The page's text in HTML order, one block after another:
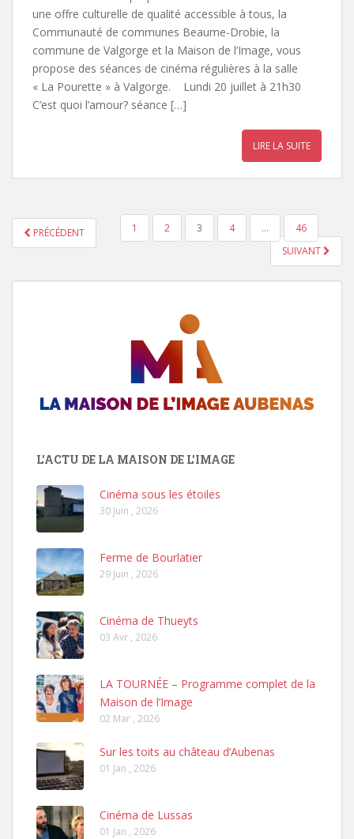
une offre culturelle de qualité accessible à tous, la
Communauté de communes Beaume-Drobie, la
commune de Valgorge et la Maison de l’Image, vous
propose des séances de cinéma régulières à la salle
« La Pourette » à Valgorge. Lundi 20 juillet à 21h30
C’est quoi l’amour? séance […]
LIRE LA SUITE
NAVIGATION DES ARTICLES
PRÉCÉDENT 1 2 3 4 …
46
SUIVANT
L'ACTU DE LA MAISON DE L'IMAGE
Cinéma sous les étoiles
30 Juin , 2026
Ferme de Bourlatier
29 Juin , 2026
Cinéma de Thueyts
03 Avr , 2026
LA TOURNÉE – Programme complet de la
Maison de l’Image
02 Mar , 2026
Sur les toits au château d’Aubenas
01 Jan , 2026
Cinéma de Lussas
01 Jan , 2026